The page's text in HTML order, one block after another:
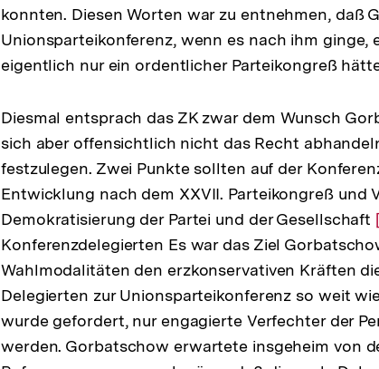
Fußnote
konnten. Diesen Worten war zu entnehmen, daß
Unionsparteikonferenz, wenn es nach ihm ginge,
eigentlich nur ein ordentlicher Parteikongreß
Diesmal entsprach das ZK zwar dem Wunsch
sich aber offensichtlich nicht das Recht
festzulegen. Zwei Punkte sollten auf der
Entwicklung nach dem XXVII. Parteikongreß und
Demokratisierung der Partei und der Gesellschaft
Konferenzdelegierten Es war das Ziel
Wahlmodalitäten den erzkonservativen Kräften
Delegierten zur Unionsparteikonferenz so weit
wurde gefordert, nur engagierte Verfechter der
werden. Gorbatschow erwartete insgeheim von